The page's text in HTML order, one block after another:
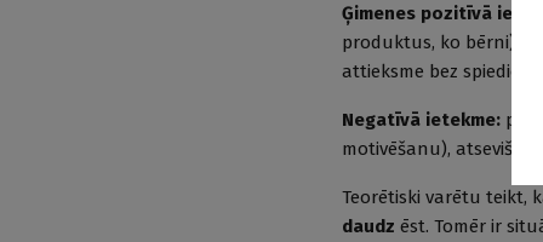
Ģimenes pozitīvā
produktus, ko bērni),
attieksme bez spiediena.
Negatīvā ietekme:
motivēšanu), atsevišķa
Teorētiski varētu teikt,
daudz ēst. Tomēr ir